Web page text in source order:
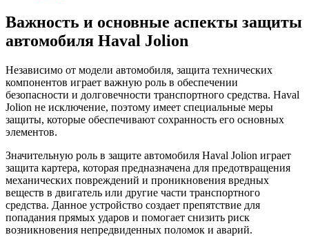
Важность и основные аспекты защиты
автомобиля Haval Jolion
Независимо от модели автомобиля, защита технических
компонентов играет важную роль в обеспечении
безопасности и долговечности транспортного средства. Haval
Jolion не исключение, поэтому имеет специальные меры
защиты, которые обеспечивают сохранность его основных
элементов.
Значительную роль в защите автомобиля Haval Jolion играет
защита картера, которая предназначена для предотвращения
механических повреждений и проникновения вредных
веществ в двигатель или другие части транспортного
средства. Данное устройство создает препятствие для
попадания прямых ударов и помогает снизить риск
возникновения непредвиденных поломок и аварий.